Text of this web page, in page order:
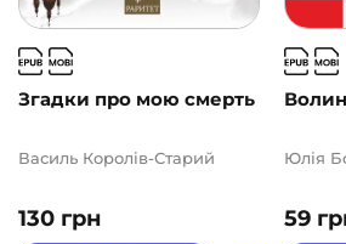
Згадки про мою смерть
130 грн
Василь Королів-Старий
59
Юлія